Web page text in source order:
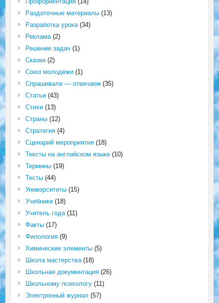
Раздаточные материалы(13)
Разработка урока(34)
Реклама(2)
Решение задач (1)
Сказки(2)
Союз молодёжи(1)
Спрашивали — отвечаем (35)
Статьи(43)
Стихи(13)
Страны(12)
Стратегия(4)
Сценарий мероприятия(18)
Тексты на английском языке(10)
Термины(19)
Тесты(44)
Университеты(15)
Учебники(18)
Учитель года(11)
Факты(17)
Филология(9)
Химические элементы(5)
Школа мастерства(18)
Школьная документация(26)
Школьному психологу(11)
Электронный журнал (57)